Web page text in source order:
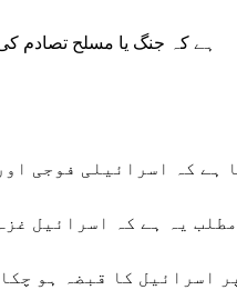
ہے کہ جنگ یا مسلح تصادم
ہے کہ اسرائیلی فوجی
یہ ہے کہ اسرائیل
اسرائیل کا قبضہ ہو